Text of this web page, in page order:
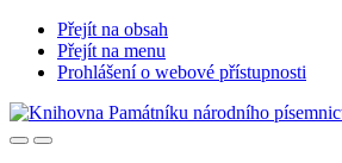
Přejít na obsah
Přejít na menu
Prohlášení o webové přístupnosti